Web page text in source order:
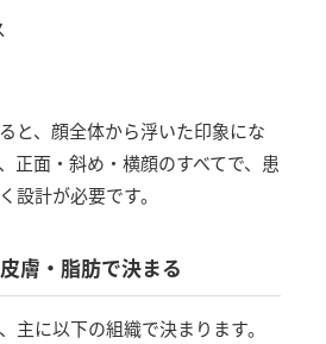
と、顔全体から浮いた印象にな
正面・斜め・横顔のすべてで、患
設計が必要です。
膚・脂肪で決まる
主に以下の組織で決まります。